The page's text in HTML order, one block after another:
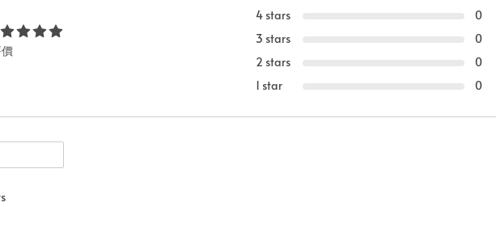
價
4 stars
0
3 stars
0
2 stars
0
1 star
0